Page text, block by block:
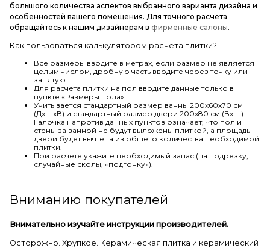
большого количества аспектов выбранного варианта дизайна и
особенностей вашего помещения. Для точного расчета
обращайтесь к нашим дизайнерам в фирменные салоны.
Как пользоваться калькулятором расчета плитки?
Все размеры вводите в метрах, если размер не является
целым числом, дробную часть вводите через точку или
запятую.
Для расчета плитки на пол вводите данные только в
пункте «Размеры пола».
Учитывается стандартный размер ванны 200х60х70 см
(ДхШхВ) и стандартный размер двери 200х80 см (ВхШ).
Галочка напротив данных пунктов означает, что пол и
стены за ванной не будут выложены плиткой, а площадь
двери будет вычтена из общего количества необходимой
плитки.
При расчете укажите необходимый запас (на подрезку,
случайные сколы, «подгонку»).
Вниманию покупателей
Внимательно изучайте инструкции производителей.
Осторожно. Хрупкое. Керамическая плитка и керамический